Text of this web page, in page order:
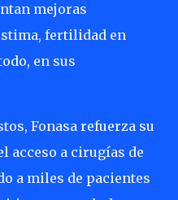
mejoras
fertilidad en
en sus
Fonasa refuerza su
acceso a cirugías de
a miles de pacientes